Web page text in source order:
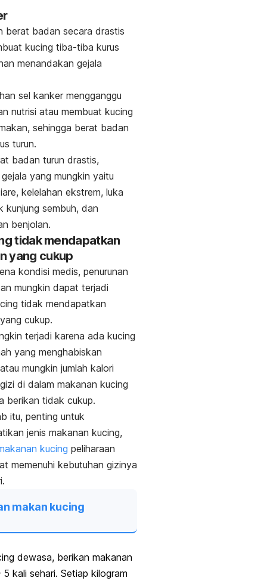
berat badan secara drastis
kucing tiba-tiba kurus
menandakan gejala
sel kanker mengganggu
nutrisi atau membuat kucing
sehingga berat badan
turun.
badan turun drastis,
yang mungkin yaitu
kelelahan ekstrem, luka
kunjung sembuh, dan
benjolan.
tidak mendapatkan
yang cukup
kondisi medis, penurunan
mungkin dapat terjadi
tidak mendapatkan
cukup.
terjadi karena ada kucing
yang menghabiskan
mungkin jumlah kalori
di dalam makanan kucing
berikan tidak cukup.
itu, penting untuk
jenis makanan kucing,
kucing peliharaan
memenuhi kebutuhan gizinya
makan kucing
dewasa, berikan makanan
kali sehari. Setiap kilogram